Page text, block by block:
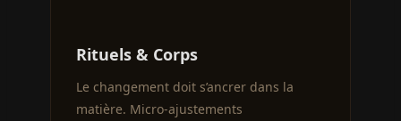
Rituels & Corps
Le changement doit s’ancrer dans la
matière. Micro-ajustements